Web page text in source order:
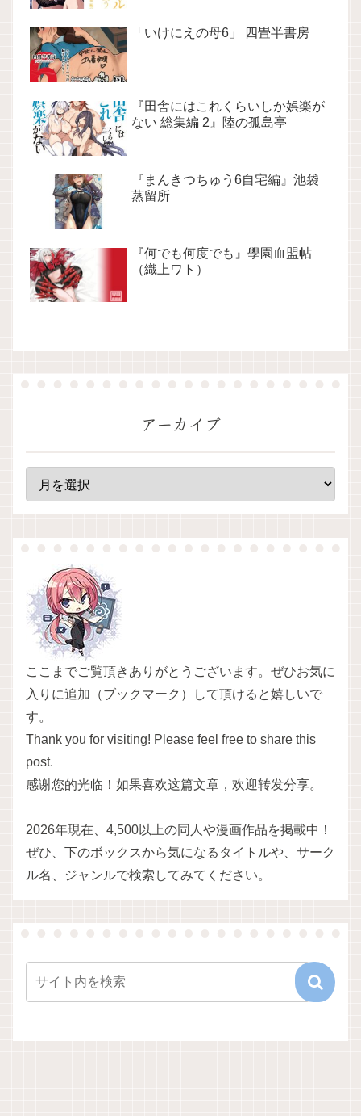
「いけにえの母6」 四畳半書房
『田舎にはこれくらいしか娯楽が
ない 総集編 2』陸の孤島亭
『まんきつちゅう6自宅編』池袋
蒸留所
『何でも何度でも』學園血盟帖
（織上ワト）
アーカイブ
ここまでご覧頂きありがとうございます。ぜひお気に
入りに追加（ブックマーク）して頂けると嬉しいで
す。
Thank you for visiting! Please feel free to share this
post.
感谢您的光临！如果喜欢这篇文章，欢迎转发分享。
2026年現在、4,500以上の同人や漫画作品を掲載中！
ぜひ、下のボックスから気になるタイトルや、サーク
ル名、ジャンルで検索してみてください。